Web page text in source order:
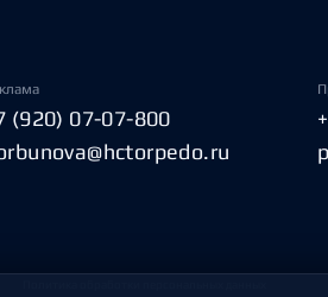
(920) 07-07-800